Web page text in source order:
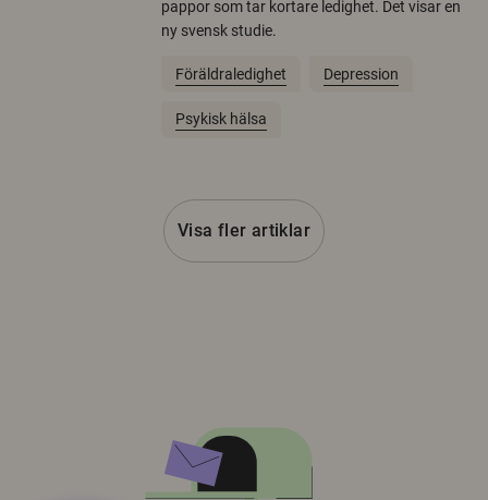
pappor som tar kortare ledighet. Det visar en
ny svensk studie.
Föräldraledighet Depression
Psykisk hälsa
Visa fler artiklar